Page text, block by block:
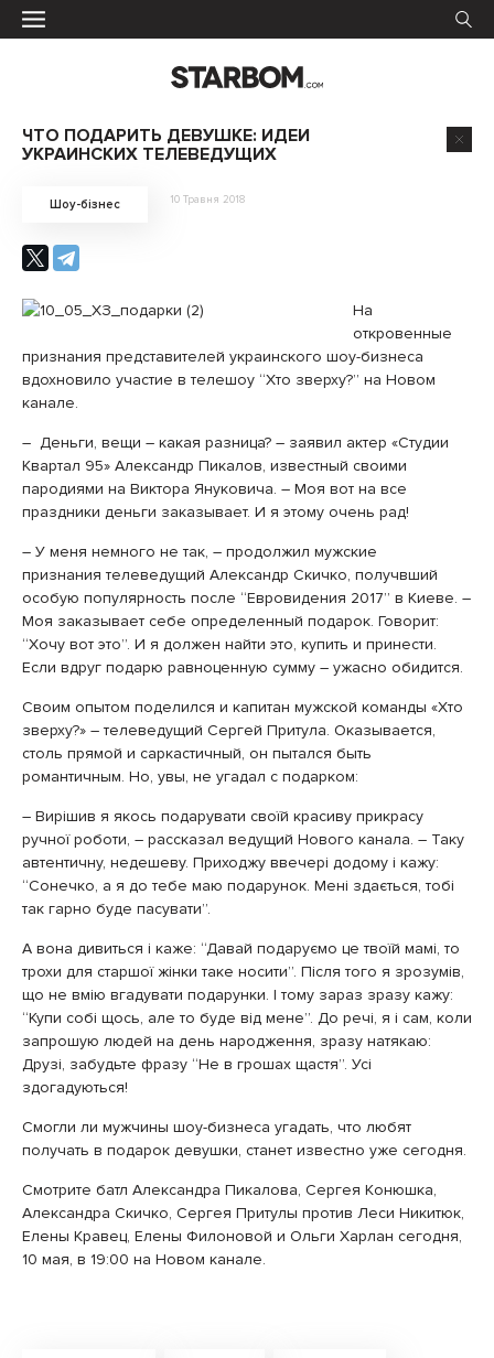
ЧТО ПОДАРИТЬ ДЕВУШКЕ: ИДЕИ
УКРАИНСКИХ ТЕЛЕВЕДУЩИХ
Шоу-бізнес 10 Травня 2018
На
откровенные
признания представителей украинского шоу-бизнеса
вдохновило участие в телешоу “Хто зверху?” на Новом
канале.
– Деньги, вещи – какая разница? – заявил актер «Cтудии
Квартал 95» Александр Пикалов, известный своими
пародиями на Виктора Януковича. – Моя вот на все
праздники деньги заказывает. И я этому очень рад!
– У меня немного не так, – продолжил мужские
признания телеведущий Александр Скичко, получвший
особую популярность после “Евровидения 2017” в Киеве. –
Моя заказывает себе определенный подарок. Говорит:
“Хочу вот это”. И я должен найти это, купить и принести.
Если вдруг подарю равноценную сумму – ужасно обидится.
Своим опытом поделился и капитан мужской команды «Хто
зверху?» – телеведущий Сергей Притула. Оказывается,
столь прямой и саркастичный, он пытался быть
романтичным. Но, увы, не угадал с подарком:
– Вирішив я якось подарувати своїй красиву прикрасу
ручної роботи, – рассказал ведущий Нового канала. – Таку
автентичну, недешеву. Приходжу ввечері додому і кажу:
“Сонечко, а я до тебе маю подарунок. Мені здається, тобі
так гарно буде пасувати”.
А вона дивиться і каже: “Давай подаруємо це твоїй мамі, то
трохи для старшої жінки таке носити”. Після того я зрозумів,
що не вмію вгадувати подарунки. І тому зараз зразу кажу:
“Купи собі щось, але то буде від мене”. До речі, я і сам, коли
запрошую людей на день народження, зразу натякаю:
Друзі, забудьте фразу “Не в грошах щастя”. Усі
здогадуються!
Смогли ли мужчины шоу-бизнеса угадать, что любят
получать в подарок девушки, станет известно уже сегодня.
Смотрите батл Александра Пикалова, Сергея Конюшка,
Александра Скичко, Сергея Притулы против Леси Никитюк,
Елены Кравец, Елены Филоновой и Ольги Харлан сегодня,
10 мая, в 19:00 на Новом канале.